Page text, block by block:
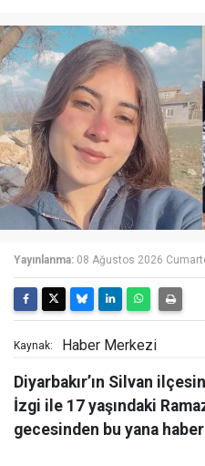
Yayınlanma: 08 Ağustos 2026
Kaynak: Haber Merkezi
Diyarbakır’ın Silvan
İzgi ile 17 yaşındaki
gecesinden bu yana haber